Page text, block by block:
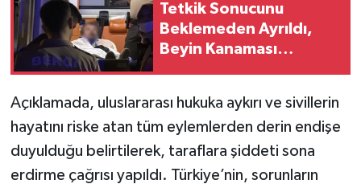
Tetkik Sonucunu
Beklemeden Ayrıldı,
Beyin Kanaması
Açıklamada, uluslararası hukuka aykırı ve sivillerin
hayatını riske atan tüm eylemlerden derin endişe
duyulduğu belirtilerek, taraflara şiddeti sona
erdirme çağrısı yapıldı. Türkiye’nin, sorunların